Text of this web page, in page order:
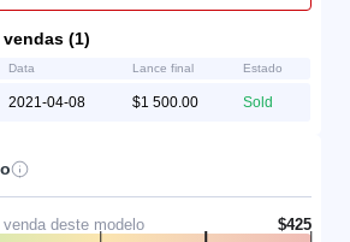
(1)
Data Lance final Estado
2021-04-08 $1 500.00 Sold
deste modelo $425